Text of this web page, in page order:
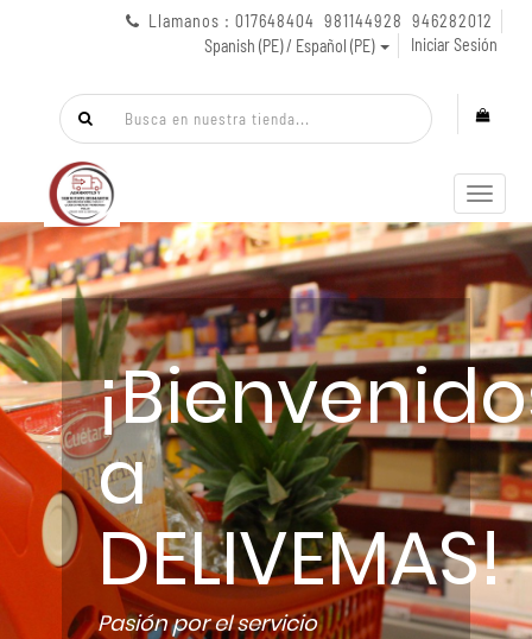
Llamanos : 017648404 981144928 946282012
Spanish (PE) / Español (PE)
Iniciar Sesión
Menú
de
a
DELIVEMAS!
Pasión por el servicio